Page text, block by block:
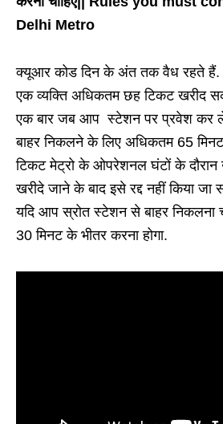
Delhi Metro
क्यूआर कोड दिन के अंत तक वैध रहते हैं.
एक व्यक्ति अधिकतम छह टिकट खरीद
एक बार जब आप स्टेशन पर प्रवेश कर
बाहर निकलने के लिए अधिकतम 65
टिकट मेट्रो के ओपरेशनल घंटों के
खरीदे जाने के बाद इसे रद्द नहीं किया जा
यदि आप स्रोत स्टेशन से बाहर निकलना
30 मिनट के भीतर करना होगा.